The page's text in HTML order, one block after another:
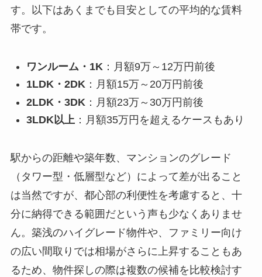
す。以下はあくまでも目安としての平均的な賃料
帯です。
ワンルーム・1K ：月額9万～12万円前後
1LDK・2DK：月額15万～20万円前後
2LDK・3DK ：月額23万～30万円前後
3LDK以上：月額35万円を超えるケースもあり
駅からの距離や築年数、マンションのグレード
（タワー型・低層型など）によって差が出ること
は当然ですが、都心部の利便性を考慮すると、十
分に納得できる範囲だという声も少なくありませ
ん。築浅のハイグレード物件や、ファミリー向け
の広い間取りでは相場がさらに上昇することもあ
るため、物件探しの際は複数の候補を比較検討す